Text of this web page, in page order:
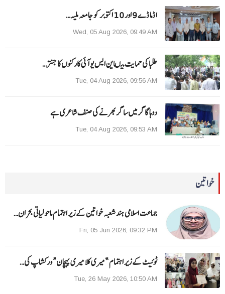
ا ڈما ڈے 9 اور 10 اکتوبر کو جامعہ ملیہ…
Wed, 05 Aug 2026, 09:49 AM
طلبا کی حمایت میںاین ایس یو آئی کارکنوں کا جنتر…
Tue, 04 Aug 2026, 09:56 AM
دوہا گاگر میں ساگر بھرنے کی صنف شاعری ہے
Tue, 04 Aug 2026, 09:53 AM
خواتین
جماعت اسلامی ہند شعبہ خواتین کے زیر اہتمام ماحولیاتی بحران…
Fri, 05 Jun 2026, 09:32 PM
ٹوئیٹ کے زیر اہتمام ”میری کلا میری پہچان“ ورکشاپ کی…
Tue, 26 May 2026, 10:50 AM